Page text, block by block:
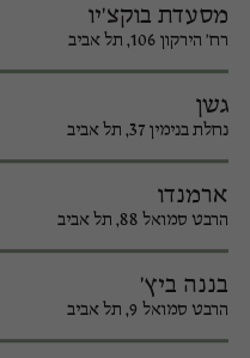
מסעדת בוקצ'יו
רח' הירקון 106, תל אביב
גשן
נחלת בנימין 37, תל אביב
ארמנדו
הרבט סמואל 88, תל אביב
בננה ביץ'
הרבט סמואל 9, תל אביב